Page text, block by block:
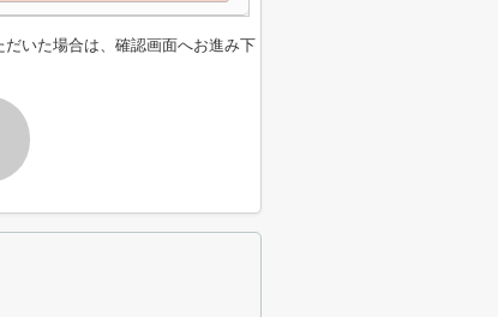
いた場合は、確認画面へお進み下